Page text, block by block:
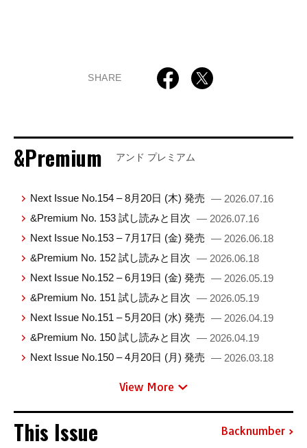
SHARE
&Premium アンド プレミアム
Next Issue No.154 – 8月20日 (木) 発売 — 2026.07.16
&Premium No. 153 試し読みと目次 — 2026.07.16
Next Issue No.153 – 7月17日 (金) 発売 — 2026.06.18
&Premium No. 152 試し読みと目次 — 2026.06.18
Next Issue No.152 – 6月19日 (金) 発売 — 2026.05.19
&Premium No. 151 試し読みと目次 — 2026.05.19
Next Issue No.151 – 5月20日 (水) 発売 — 2026.04.19
&Premium No. 150 試し読みと目次 — 2026.04.19
Next Issue No.150 – 4月20日 (月) 発売 — 2026.03.18
View More
This Issue Backnumber